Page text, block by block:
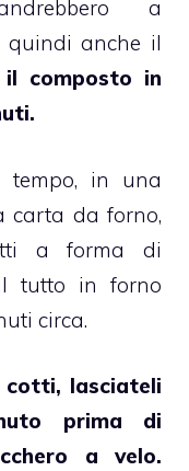
a
quindi anche il
composto in
tempo, in una
carta da forno,
a forma di
tutto in forno
circa.
cotti, lasciateli
prima di
a velo.